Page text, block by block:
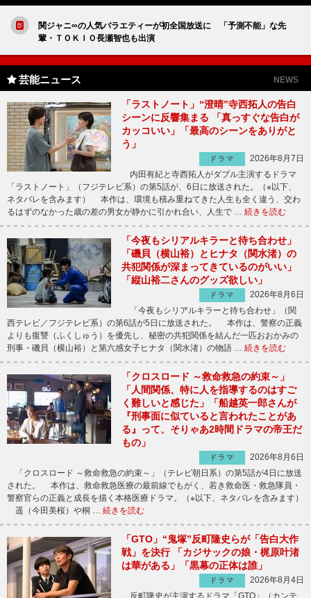
関ジャニ∞の人気バラエティーが初全国放送に 「予測不能」な先
輩・ＴＯＫＩＯ長瀬智也も出演
芸能ニュース NEWS
「ラストノート」“澄晴”寺西拓人の告白
シーンに反響集まる 「真っすぐな告白が
カッコいい」「最高のシーンをありがと
う」
ドラマ
2026年8月7日
内田有紀と寺西拓人がダブル主演するドラマ
「ラストノート」（フジテレビ系）の第5話が、6日に放送された。（※以下、
ネタバレを含みます） 本作は、環境も積み重ねてきた人生も全く違う、交わ
るはずのなかった歳の差の男女が静かに引かれ合い、人生で … 続きを読む
「今夜もシリアルキラーと待ち合わせ」
「磯貝（横山裕）とヒナタ（関水渚）の
共犯関係が深まってきているのがいい」
「縦山裕二さんのグッズ欲しい」
ドラマ
2026年8月6日
「今夜もシリアルキラーと待ち合わせ」（関
西テレビ／フジテレビ系）の第6話が5日に放送された。 本作は、警察の正義
よりも復讐（ふくしゅう）を優先し、秘密の共犯関係を結んだ一匹おおかみの
刑事・磯貝（横山裕）と第六感女子ヒナタ（関水渚）の物語 … 続きを読む
「クロスロード ～救命救急の約束～」
「人間関係、特に人を指導するのはすご
く難しいと感じた」「船越英一郎さんが
『刑事面に似ていると言われたことがあ
る』って、そりゃあ2時間ドラマの帝王だ
もの」
ドラマ
2026年8月6日
「クロスロード ～救命救急の約束～」（テレビ朝日系）の第5話が4日に放送
された。 本作は、救命救急医療の最前線でもがく、若き救命医・救急隊員・
警察官らの正義と成長を描く本格医療ドラマ。（※以下、ネタバレを含みます）
遥（今田美桜）や桐 … 続きを読む
「GTO」“鬼塚”反町隆史らが「告白大作
戦」を決行 「カジサックの娘・梶原叶渚
は華がある」「黒幕の正体は誰」
ドラマ
2026年8月4日
反町隆史が主演するドラマ「GTO」（カンテ